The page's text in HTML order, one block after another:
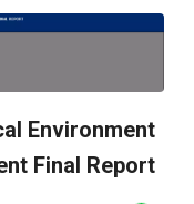
Environment
Final Report